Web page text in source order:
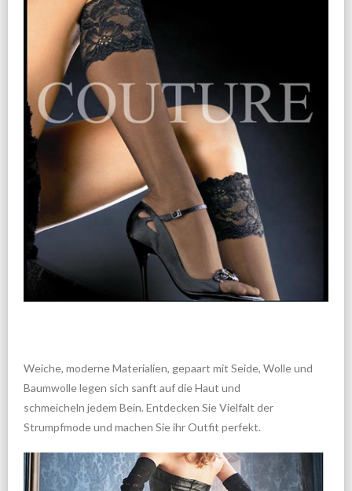
Weiche, moderne Materialien, gepaart mit Seide, Wolle und
Baumwolle legen sich sanft auf die Haut und
schmeicheln jedem Bein. Entdecken Sie Vielfalt der
Strumpfmode und machen Sie ihr Outfit perfekt.